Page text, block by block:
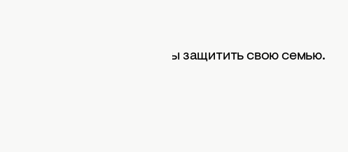
пойдут на все, чтобы защитить свою семью.